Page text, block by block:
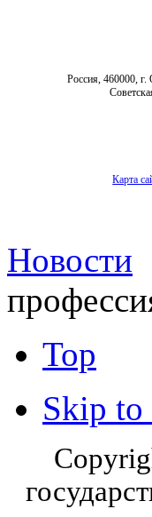
Россия, 460000, г.
Карта
Новости
Top
Skip to